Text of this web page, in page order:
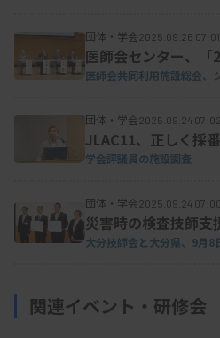
西浦明彦副会長は、学会
全国学会は首都圏や阪神
かで開催することになって
化している。全国の支部長
支部学会在り方ワーキング
し、全国学会の開催地を含
明らかにした。
国立病院機構本部の九州地
団体・学会2025.09.26 07:01
医師会センター、「
医師会共同利用施設総会、
団体・学会2025.09.24 07:02
JLAC11、正しく採
学会評議員の施設調査
団体・学会2025.09.24 07:00
災害時の検査技師支
大分技師会と大分県、9月8
関連イベント・研修会